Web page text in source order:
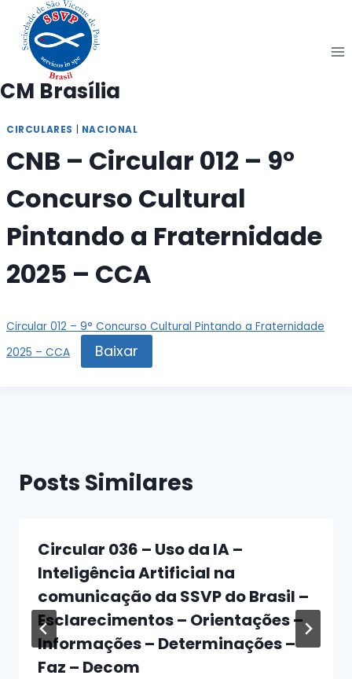
Pular
para
Conteúdo
CM Brasília
CIRCULARES NACIONAL
CNB – Circular 012 – 9°
Concurso Cultural
Pintando a Fraternidade
2025 – CCA
Circular 012 – 9° Concurso Cultural Pintando a Fraternidade
2025 – CCA
Baixar
Posts Similares
Circular 036 – Uso da IA –
Inteligência Artificial na
comunicação da SSVP do Brasil –
Esclarecimentos – Orientações –
Informações – Determinações –
Faz – Decom